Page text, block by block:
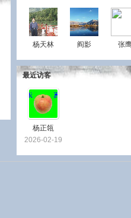
杨天林 阎影 张
最近访客
杨正瓴
2026-02-19